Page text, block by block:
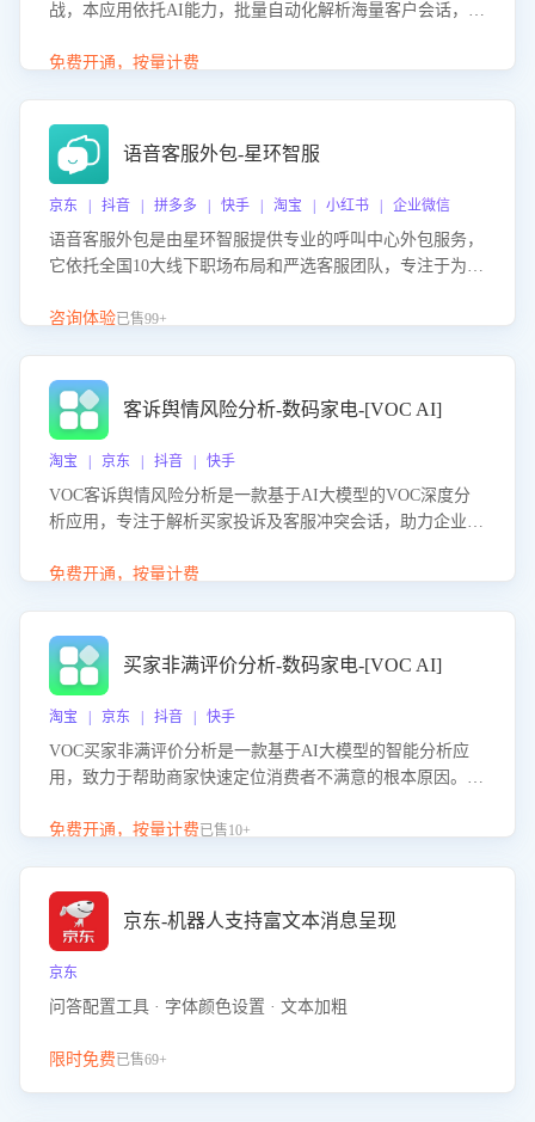
战，本应用依托AI能力，批量自动化解析海量客户会话，精
购买意向，深度洞察决策动因。同时全面评估客服团队政策
度、客服转化能力及销售业绩。
免费开通，按量计费
语音客服外包-星环智服
京东 | 抖音 | 拼多多 | 快手 | 淘宝 | 小红书 | 企业微信
语音客服外包是由星环智服提供专业的呼叫中心外包服务，
它依托全国10大线下职场布局和严选客服团队，专注于为企
客服团队和智能工具提升语音客服服务效率和质量，帮助企
咨询体验已售99+
客诉舆情风险分析-数码家电-[VOC AI]
淘宝 | 京东 | 抖音 | 快手
VOC客诉舆情风险分析是一款基于AI大模型的VOC深度分
析应用，专注于解析买家投诉及客服冲突会话，助力企业精
别客户情绪、归因争议根源，并客观评估客服应对合理性与
能力，阻断差评扩散，维护品牌声誉，实现客户满意度的持
续提升。
免费开通，按量计费
买家非满评价分析-数码家电-[VOC AI]
淘宝 | 京东 | 抖音 | 快手
VOC买家非满评价分析是一款基于AI大模型的智能分析应
用，致力于帮助商家快速定位消费者不满意的根本原因。该
客服原因或其它部门原因，明确责任归属，提供可落地的改
改，有效提升客户满意度和店铺整体服务质量。
免费开通，按量计费已售10+
京东-机器人支持富文本消息呈现
京东
问答配置工具 · 字体颜色设置 · 文本加粗
限时免费已售69+